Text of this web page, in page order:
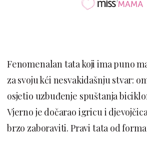
Fenomenalan tata koji ima puno
za svoju kći nesvakidašnju stvar:
osjetio uzbuđenje spuštanja
Vjerno je dočarao igricu i
brzo zaboraviti. Pravi tata od